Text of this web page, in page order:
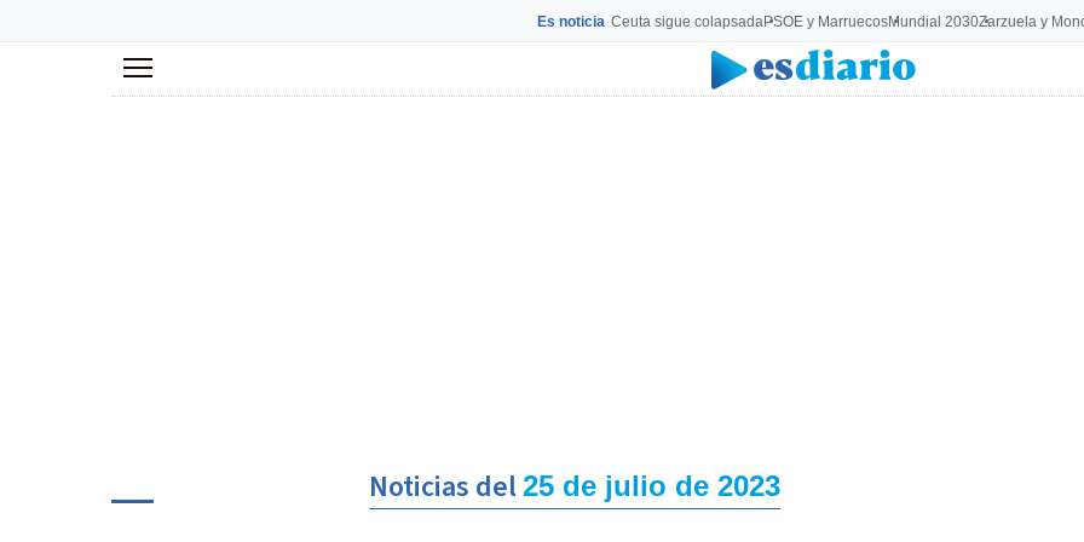
Es noticia Ceuta sigue colapsadaPSOE y MarruecosMundial 2030Zarzuela y
Menú
Noticias del25 de julio de 2023